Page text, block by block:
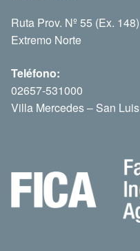
Ruta Prov. Nº 55 (Ex. 148)
Extremo Norte
Teléfono:
02657-531000
Villa Mercedes – San Luis